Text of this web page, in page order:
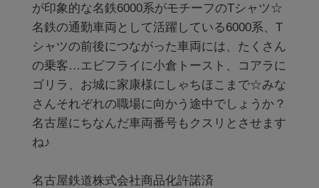
が印象的な名鉄6000系がモチーフのTシャツ☆
名鉄の通勤車両として活躍している6000系、T
シャツの前後につながった車両には、たくさん
の乗客…エビフライに小倉トースト、コアラに
ゴリラ、お城に家康様にしゃちほこまで☆みな
さんそれぞれの職場に向かう途中でしょうか？
名古屋にちなんだ車両番号もクスリとさせます
ね♪
名古屋鉄道株式会社商品化許諾済